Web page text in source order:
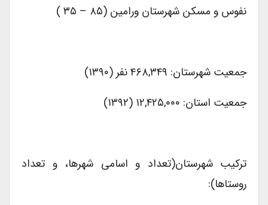
نفوس و مسکن شهرستان ورامین (۸۵ – ۳۵ )
جمعیت شهرستان: ۴۶۸,۳۴۹ نفر (۱۳۹۰)
جمعیت استان: ۱۲,۴۲۵,۰۰۰ (۱۳۹۲)
ترکیب شهرستان(تعداد و اسامی شهرها، و تعداد
روستاها):